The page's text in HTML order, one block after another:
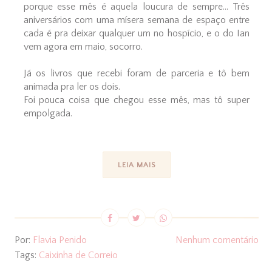
porque esse mês é aquela loucura de sempre... Três
aniversários com uma mísera semana de espaço entre
cada é pra deixar qualquer um no hospício, e o do Ian
vem agora em maio, socorro.
Já os livros que recebi foram de parceria e tô bem
animada pra ler os dois.
Foi pouca coisa que chegou esse mês, mas tô super
empolgada.
LEIA MAIS
Por: Flavia Penido
Nenhum comentário
Tags: Caixinha de Correio